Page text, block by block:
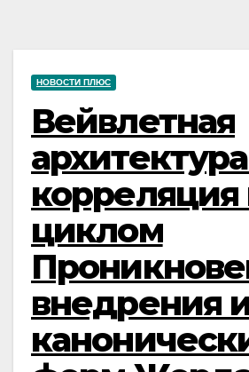
НОВОСТИ ПЛЮС
Вейвлетная
циклом
внедрения